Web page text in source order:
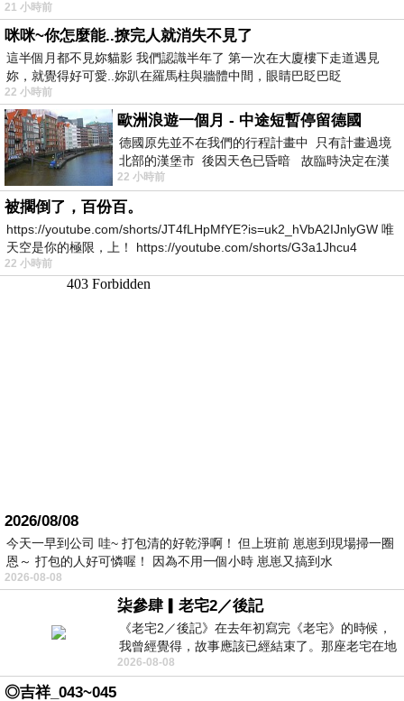
21 小時前
咪咪~你怎麼能..撩完人就消失不見了
這半個月都不見妳貓影 我們認識半年了 第一次在大廈樓下走道遇見
妳，就覺得好可愛..妳趴在羅馬柱與牆體中間，眼睛巴眨巴眨
22 小時前
歐洲浪遊一個月 - 中途短暫停留德國
德國原先並不在我們的行程計畫中 只有計畫過境
北部的漢堡市 後因天色已昏暗 故臨時決定在漢
堡市吃晚餐和過夜
22 小時前
被擱倒了，百份百。
https://youtube.com/shorts/JT4fLHpMfYE?is=uk2_hVbA2IJnlyGW 唯
天空是你的極限，上！ https://youtube.com/shorts/G3a1Jhcu4
22 小時前
2026/08/08
今天一早到公司 哇~ 打包清的好乾淨啊！ 但上班前 崽崽到現場掃一圈
恩～ 打包的人好可憐喔！ 因為不用一個小時 崽崽又搞到水
2026-08-08
柒參肆▎老宅2／後記
《老宅2／後記》在去年初寫完《老宅》的時候，
我曾經覺得，故事應該已經結束了。那座老宅在地
震中倒塌，七個人終於離開那片黑暗，
2026-08-08
◎吉祥_043~045